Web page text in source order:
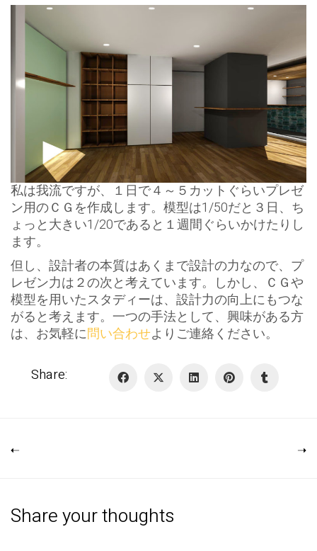
私は我流ですが、１日で４～５カットぐらいプレゼ
ン用のＣＧを作成します。模型は1/50だと３日、ち
ょっと大きい1/20であると１週間ぐらいかけたりし
ます。
但し、設計者の本質はあくまで設計の力なので、プ
レゼン力は２の次と考えています。しかし、ＣＧや
模型を用いたスタディーは、設計力の向上にもつな
がると考えます。一つの手法として、興味がある方
は、お気軽に問い合わせよりご連絡ください。
Share:
Share your thoughts